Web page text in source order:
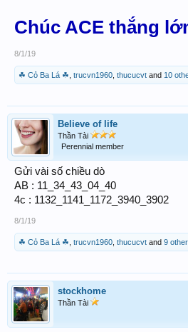
Chúc ACE thắng
8/1/19
☘ Cỏ Ba Lá ☘ trucvn1960 thucucvt and 10
Believe of life
Thần Tài
Perennial member
Gửi vài số chiều dò
AB : 11_34_43_04_40
4c : 1132_1141_1172_3940_3902
8/1/19
☘ Cỏ Ba Lá ☘ trucvn1960 thucucvt and 9
stockhome
Thần Tài